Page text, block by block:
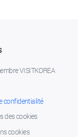
VISITKOREA
confidentialité
des cookies
cookies